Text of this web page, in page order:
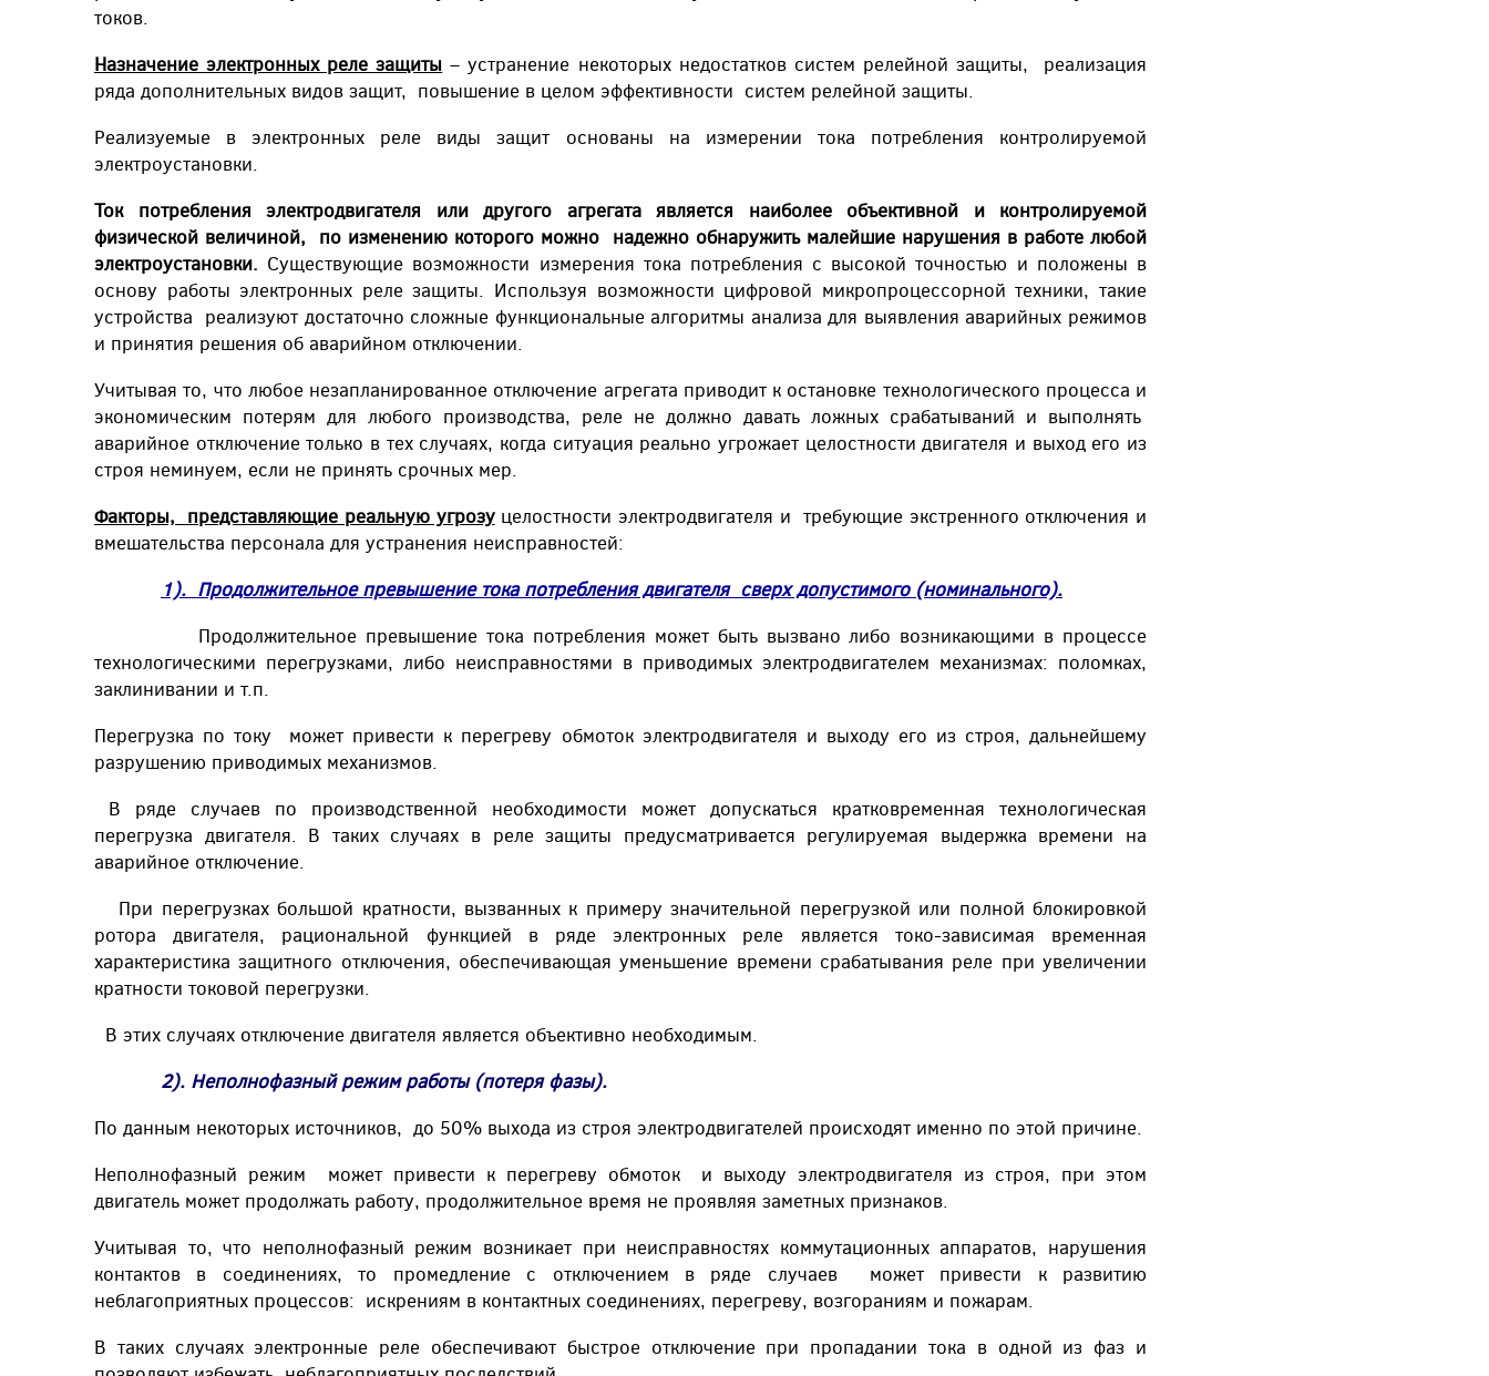
токов.
Назначение электронных реле защиты – устранение некоторых недостатков систем релейной защиты, реализация
ряда дополнительных видов защит, повышение в целом эффективности систем релейной защиты.
Реализуемые в электронных реле виды защит основаны на измерении тока потребления контролируемой
электроустановки.
Ток потребления электродвигателя или другого агрегата является наиболее объективной и контролируемой
физической величиной, по изменению которого можно надежно обнаружить малейшие нарушения в работе любой
электроустановки. Существующие возможности измерения тока потребления с высокой точностью и положены в
основу работы электронных реле защиты. Используя возможности цифровой микропроцессорной техники, такие
устройства реализуют достаточно сложные функциональные алгоритмы анализа для выявления аварийных режимов
и принятия решения об аварийном отключении.
Учитывая то, что любое незапланированное отключение агрегата приводит к остановке технологического процесса и
экономическим потерям для любого производства, реле не должно давать ложных срабатываний и выполнять
аварийное отключение только в тех случаях, когда ситуация реально угрожает целостности двигателя и выход его из
строя неминуем, если не принять срочных мер.
Факторы, представляющие реальную угрозуцелостности электродвигателя и требующие экстренного отключения и
вмешательства персонала для устранения неисправностей:
1). Продолжительное превышение тока потребления двигателя сверх допустимого (номинального).
Продолжительное превышение тока потребления может быть вызвано либо возникающими в процессе
технологическими перегрузками, либо неисправностями в приводимых электродвигателем механизмах: поломках,
заклинивании и т.п.
Перегрузка по току может привести к перегреву обмоток электродвигателя и выходу его из строя, дальнейшему
разрушению приводимых механизмов.
В ряде случаев по производственной необходимости может допускаться кратковременная технологическая
перегрузка двигателя. В таких случаях в реле защиты предусматривается регулируемая выдержка времени на
аварийное отключение.
При перегрузках большой кратности, вызванных к примеру значительной перегрузкой или полной блокировкой
ротора двигателя, рациональной функцией в ряде электронных реле является токо-зависимая временная
характеристика защитного отключения, обеспечивающая уменьшение времени срабатывания реле при увеличении
кратности токовой перегрузки.
В этих случаях отключение двигателя является объективно необходимым.
2). Неполнофазный режим работы (потеря фазы).
По данным некоторых источников, до 50% выхода из строя электродвигателей происходят именно по этой причине.
Неполнофазный режим может привести к перегреву обмоток и выходу электродвигателя из строя, при этом
двигатель может продолжать работу, продолжительное время не проявляя заметных признаков.
Учитывая то, что неполнофазный режим возникает при неисправностях коммутационных аппаратов, нарушения
контактов в соединениях, то промедление с отключением в ряде случаев может привести к развитию
неблагоприятных процессов: искрениям в контактных соединениях, перегреву, возгораниям и пожарам.
В таких случаях электронные реле обеспечивают быстрое отключение при пропадании тока в одной из фаз и